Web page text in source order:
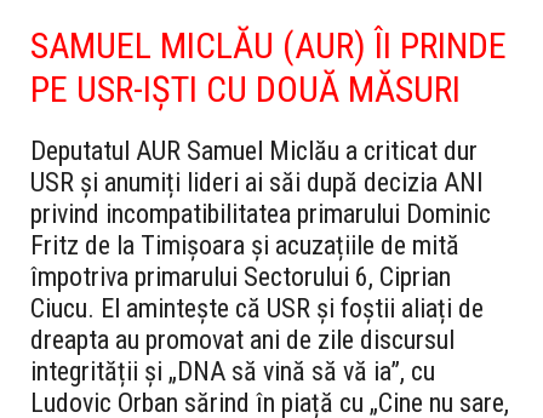
SAMUEL MICLĂU (AUR) ÎI PRINDE
PE USR-IȘTI CU DOUĂ MĂSURI
Deputatul AUR Samuel Miclău a criticat dur
USR și anumiți lideri ai săi după decizia ANI
privind incompatibilitatea primarului Dominic
Fritz de la Timișoara și acuzațiile de mită
împotriva primarului Sectorului 6, Ciprian
Ciucu. El amintește că USR și foștii aliați de
dreapta au promovat ani de zile discursul
integrității și „DNA să vină să vă ia”, cu
Ludovic Orban sărind în piață cu „Cine nu sare,